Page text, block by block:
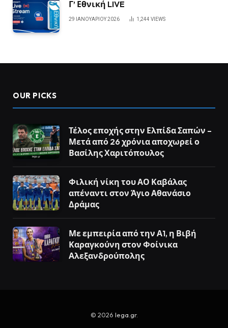
Γ’ Εθνική LIVE
29 ΙΑΝΟΥΑΡΊΟΥ 2026 1,244 VIEWS
OUR PICKS
Τέλος εποχής στην Ελπίδα Σαπών –
Μετά από 26 χρόνια αποχωρεί ο
Βασίλης Χαριτόπουλος
Φιλική νίκη του ΑΟ Καβάλας
απέναντι στον Άγιο Αθανάσιο
Δράμας
Με εμπειρία από την Α1, η Βιβή
Καραγκούνη στον Φοίνικα
Αλεξανδρούπολης
© 2026 lega.gr.